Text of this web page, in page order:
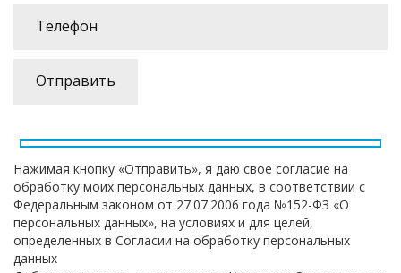
Нажимая кнопку «Отправить», я даю свое согласие на
обработку моих персональных данных, в соответствии с
Федеральным законом от 27.07.2006 года №152-ФЗ «О
персональных данных», на условиях и для целей,
определенных в Согласии на обработку персональных
данных